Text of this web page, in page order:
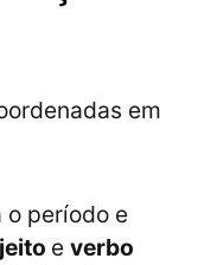
em
o período e
e verbo